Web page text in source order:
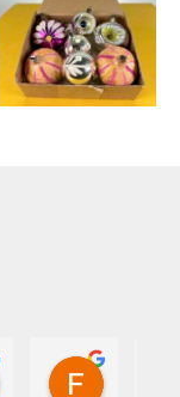
Mattia Riberti